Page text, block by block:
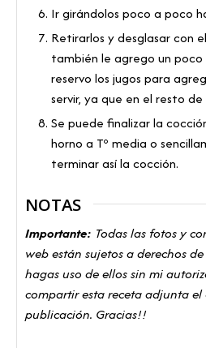
Ir girándolos poco a poco
Retirarlos y desglasar con
también le agrego un
reservo los jugos para
servir, ya que en el resto
Se puede finalizar la
horno a Tº media o
terminar así la cocción.
NOTAS
Importante: Todas las fotos y
web están sujetos a derechos
hagas uso de ellos sin mi
compartir esta receta adjunta el
publicación. Gracias!!